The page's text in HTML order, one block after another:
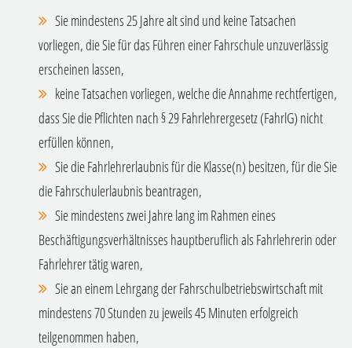
Sie mindestens 25 Jahre alt sind und keine Tatsachen
vorliegen, die Sie für das Führen einer Fahrschule unzuverlässig
erscheinen lassen,
keine Tatsachen vorliegen, welche die Annahme rechtfertigen,
dass Sie die Pflichten nach § 29 Fahrlehrergesetz (FahrlG) nicht
erfüllen können,
Sie die Fahrlehrerlaubnis für die Klasse(n) besitzen, für die Sie
die Fahrschulerlaubnis beantragen,
Sie mindestens zwei Jahre lang im Rahmen eines
Beschäftigungsverhältnisses hauptberuflich als Fahrlehrerin oder
Fahrlehrer tätig waren,
Sie an einem Lehrgang der Fahrschulbetriebswirtschaft mit
mindestens 70 Stunden zu jeweils 45 Minuten erfolgreich
teilgenommen haben,